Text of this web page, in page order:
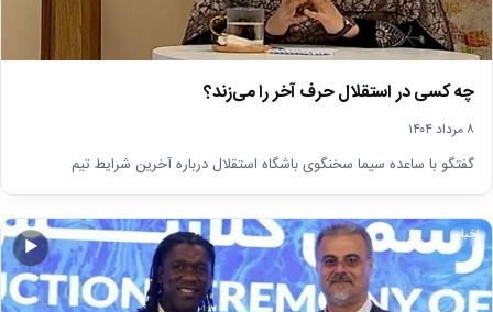
چه کسی در استقلال حرف آخر را می‌زند؟
۸ مرداد ۱۴۰۴
گفتگو با ساعده سیما سخنگوی باشگاه‌ استقلال درباره آخرین شرایط تیم
▶
اخبار